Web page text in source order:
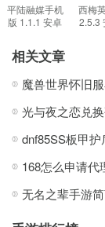
关注本地的城市在
4、各种生活服务
息、政府最新通知
1、实时新闻，大
本地新资讯动态;
2、直播快讯，丰
地查看;直播活动
报道绝对的是最权
4、致力于利用人
平陆融媒手机
版 1.1.1 安卓
西梅
2.5.3
相关文章
光与夜之恋兑
dnf85SS板甲
168怎么申请代
无名之辈手游